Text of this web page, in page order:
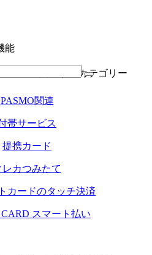
能
能」に関連するカテゴリー
PASMO関連
帯サービス
提携カード
レカつみたて
カードのタッチ決済
スマート払い